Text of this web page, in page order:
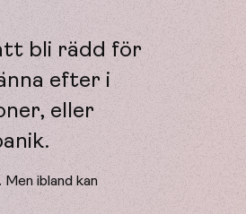
bli rädd för
efter i
eller
ibland kan